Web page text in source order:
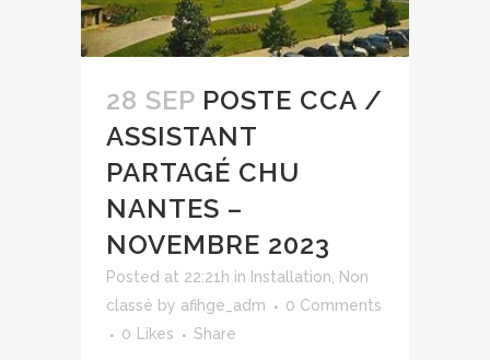
28 SEP POSTE CCA /
ASSISTANT
PARTAGÉ CHU
NANTES –
NOVEMBRE 2023
Posted at 22:21h in Installation
Non
classé by afihge_adm
0 Comments
0
Likes Share